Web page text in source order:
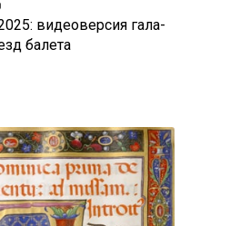
видеоверсия гала-
балета